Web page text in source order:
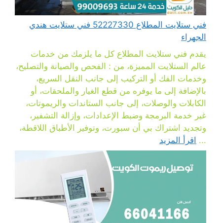
فني ستلايت المطلاع 52227330 فني ستلايت هندي
الجهراء
يقدم فني ستلايت المطلاع كل ما يلزمك من خدمات
عالم الستلايت المميزة، من : الفحص والصيانة والتصليح،
وخدمات الفك أو التركيب إلى جانب النقل السريع،
بالإضافة إلى ما يوفره من قطع الغيار والملحقات، أو
الكابلات والوصلات، إلى جانب الستاندات والريموتات،
غير خدمة البرمجة وضبط الإعدادات، وإزالة التشفير،
وتجديد اشتراك بي أن سبورت، وتوفير الأطباق اللاقطة،
... اقرأ المزيد